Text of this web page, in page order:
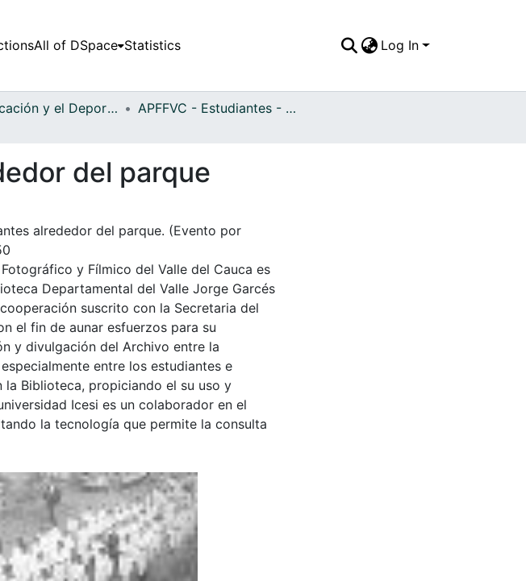
All of DSpace Statistics Log In
La Educación y el Deporte
APFFVC - Estudiantes - Patrimonial
del parque
alrededor del parque. (Evento por
y Fílmico del Valle del Cauca es
Departamental del Valle Jorge Garcés
suscrito con la Secretaria del
el fin de aunar esfuerzos para su
y divulgación del Archivo entre la
entre los estudiantes e
la Biblioteca, propiciando el su uso y
Icesi es un colaborador en el
la tecnología que permite la consulta